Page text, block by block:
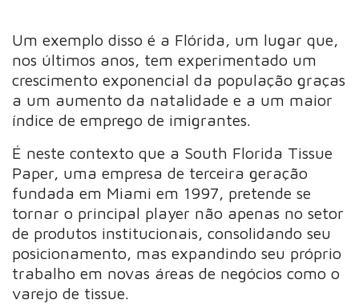
Um exemplo disso é a Flórida, um lugar que,
nos últimos anos, tem experimentado um
crescimento exponencial da população graças
a um aumento da natalidade e a um maior
índice de emprego de imigrantes.
É neste contexto que a South Florida Tissue
Paper, uma empresa de terceira geração
fundada em Miami em 1997, pretende se
tornar o principal player não apenas no setor
de produtos institucionais, consolidando seu
posicionamento, mas expandindo seu próprio
trabalho em novas áreas de negócios como o
varejo de tissue.